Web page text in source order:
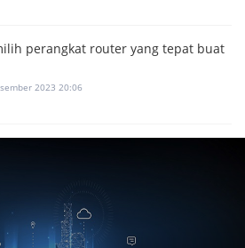
perangkat router yang tepat buat
2023 20:06